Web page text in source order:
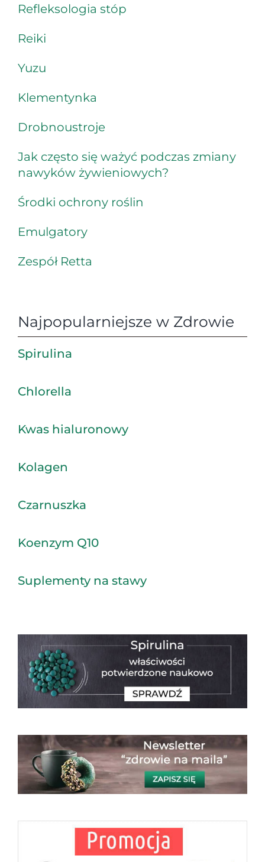
Refleksologia stóp
Reiki
Yuzu
Klementynka
Drobnoustroje
Jak często się ważyć podczas zmiany
nawyków żywieniowych?
Środki ochrony roślin
Emulgatory
Zespół Retta
Najpopularniejsze w Zdrowie
Spirulina
Chlorella
Kwas hialuronowy
Kolagen
Czarnuszka
Koenzym Q10
Suplementy na stawy